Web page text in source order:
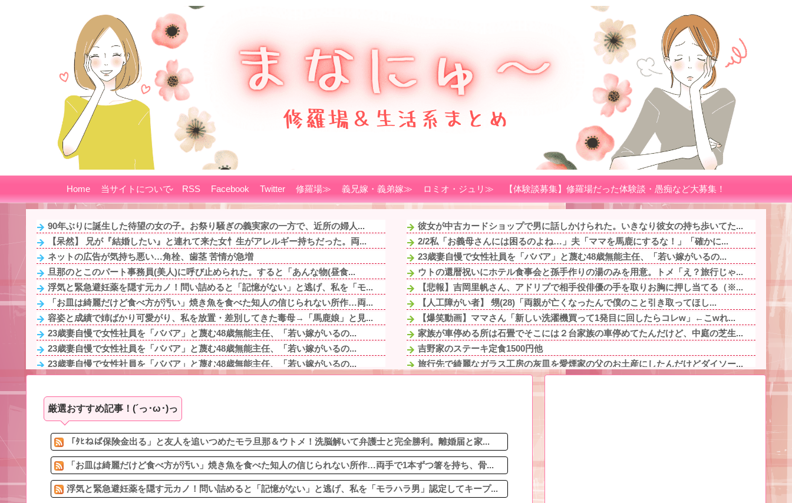
Home 当サイトについて RSS Facebook Twitter 修羅場≫ 義兄嫁・義弟嫁≫ ロミオ・ジュリ≫ 【体験談募集】修羅場だった体験談・愚痴など大募集！
90年ぶりに誕生した待望の女の子。お祭り騒ぎの義実家の一方で、近所の婦人...
【呆然】 兄が『結婚したい』と連れて来た女忄生がアレルギー持ちだった。両...
ネットの広告が気持ち悪い…角栓、歯茎 苦情が急増
旦那のとこのパート事務員(美人)に呼び止められた。すると「あんな物(昼食...
浮気と緊急避妊薬を隠す元カノ！問い詰めると「記憶がない」と逃げ、私を「モ...
「お皿は綺麗だけど食べ方が汚い」焼き魚を食べた知人の信じられない所作…両...
容姿と成績で姉ばかり可愛がり、私を放置・差別してきた毒母→「馬鹿娘」と見...
23歳妻自慢で女性社員を「ババア」と蔑む48歳無能主任、「若い嫁がいるの...
23歳妻自慢で女性社員を「ババア」と蔑む48歳無能主任、「若い嫁がいるの...
23歳妻自慢で女性社員を「ババア」と蔑む48歳無能主任、「若い嫁がいるの...
姉「下着に違和感がある！イタズラしたでしょ！？」俺「してないよ」←姉が寝...
16歳から結婚するまで、既婚男性をからかうことを繰り返していた。その結果...
【セール】Dell、HP、NEC、ASUSなどのノートパソコンがセール中...
先生から電話があったんだけど、「〜とか〜」「〜とか考えて〜」と何度も言っ...
彼女が中古カードショップで男に話しかけられた。いきなり彼女の持ち歩いてた...
2/2私「お義母さんには困るのよね…」夫「ママを馬鹿にするな！」「確かに...
23歳妻自慢で女性社員を「ババア」と蔑む48歳無能主任、「若い嫁がいるの...
ウトの還暦祝いにホテル食事会と孫手作りの湯のみを用意。トメ「え？旅行じゃ...
【悲報】吉岡里帆さん、アドリブで相手役俳優の手を取りお胸に押し当てる（※...
【人工障がい者】 甥(28)「両親が亡くなったんで僕のこと引き取ってほし...
【爆笑動画】ママさん「新しい洗濯機買って1発目に回したらコレw」←こwれ...
家族が車停める所は石畳でそこには２台家族の車停めてたんだけど、中庭の芝生...
吉野家のステーキ定食1500円他
旅行先で綺麗なガラス工房の灰皿を愛煙家の父のお土産にしたんだけどダイソー...
【ウマ娘】美浦寮が主催する納涼夏祭りで各ウマ娘が出しそうな催し物他
旦那のとこのパート事務員(美人)に呼び止められた。すると「あんな物(昼食...
厳選おすすめ記事！(´っ･ω･)っ
「ﾀﾋねば保険金出る」と友人を追いつめたモラ旦那＆ウトメ！洗脳解いて弁護士と完全勝利。離婚届と家...
「お皿は綺麗だけど食べ方が汚い」焼き魚を食べた知人の信じられない所作…両手で1本ずつ箸を持ち、骨...
浮気と緊急避妊薬を隠す元カノ！問い詰めると「記憶がない」と逃げ、私を「モラハラ男」認定してキープ...